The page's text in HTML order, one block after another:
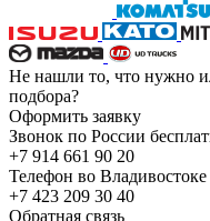
Не нашли то, что нужно
подбора?
Оформить заявку
Звонок по России
+7 914 661 90 20
Телефон во Владивостоке
+7 423 209 30 40
Обратная связь